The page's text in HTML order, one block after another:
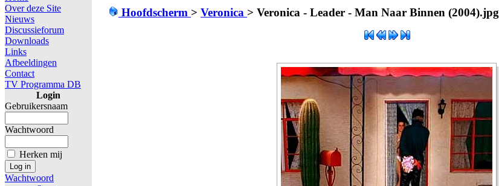
Over deze Site
Nieuws
Discussieforum
Downloads
Links
Afbeeldingen
Contact
TV Programma DB
Login
Gebruikersnaam
Wachtwoord
Herken mij
Wachtwoord
Hoofdscherm > Veronica > Veronica - Leader - Man Naar Binnen (2004).jpg